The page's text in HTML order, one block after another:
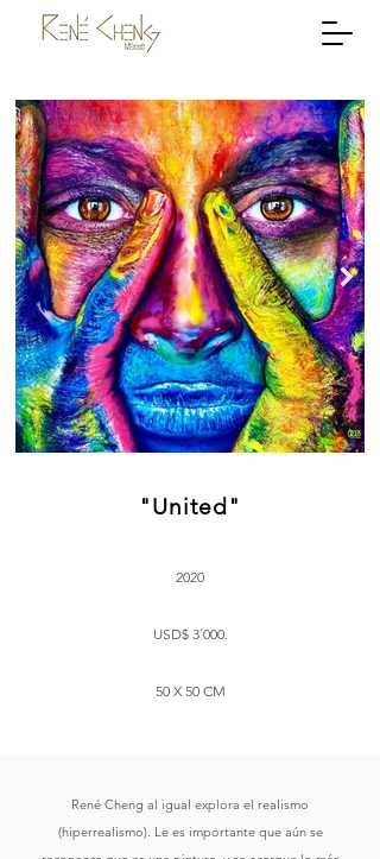
"United"
2020
USD$ 3´000.
50 X 50 CM
René Cheng al igual explora el realismo
(hiperrealismo). Le es importante que aún se